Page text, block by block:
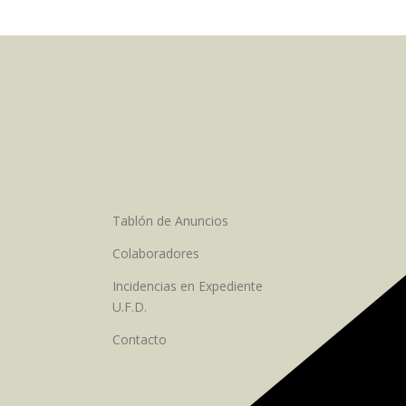
Tablón de Anuncios
Colaboradores
Incidencias en Expediente
U.F.D.
Contacto